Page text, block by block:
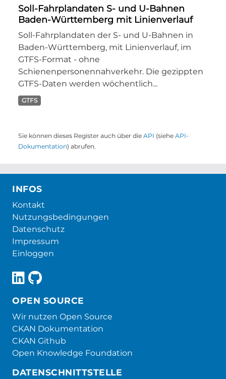
Soll-Fahrplandaten S- und U-Bahnen
Baden-Württemberg mit Linienverlauf
Soll-Fahrplandaten der S- und U-Bahnen in
Baden-Württemberg, mit Linienverlauf, im
GTFS-Format - ohne
Schienenpersonennahverkehr. Die gezippten
GTFS-Daten werden wöchentlich...
GTFS
Sie können dieses Register auch über die API (siehe API-
Dokumentation) abrufen.
INFOS
Kontakt
Nutzungsbedingungen
Datenschutz
Impressum
Einloggen
OPEN SOURCE
Wir nutzen Open Source
CKAN Dokumentation
CKAN Github
Open Knowledge Foundation
DATENSCHNITTSTELLE